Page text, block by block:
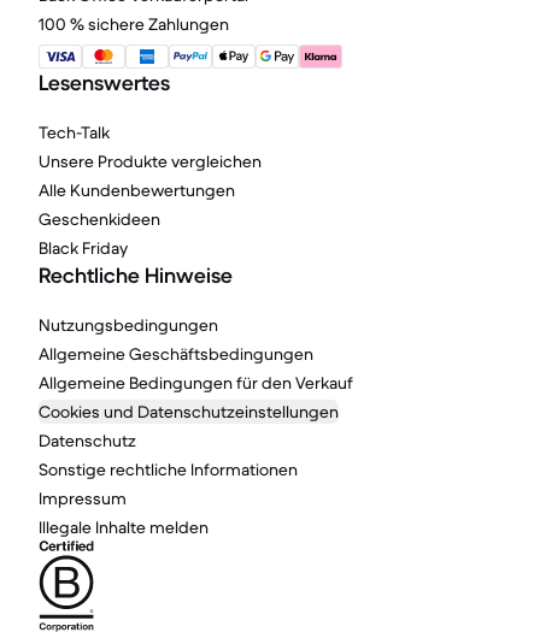
100 % sichere Zahlungen
Lesenswertes
Tech-Talk
Unsere Produkte vergleichen
Alle Kundenbewertungen
Geschenkideen
Black Friday
Rechtliche Hinweise
Nutzungsbedingungen
Allgemeine Geschäftsbedingungen
Allgemeine Bedingungen für den Verkauf
Cookies und Datenschutzeinstellungen
Datenschutz
Sonstige rechtliche Informationen
Impressum
Illegale Inhalte melden